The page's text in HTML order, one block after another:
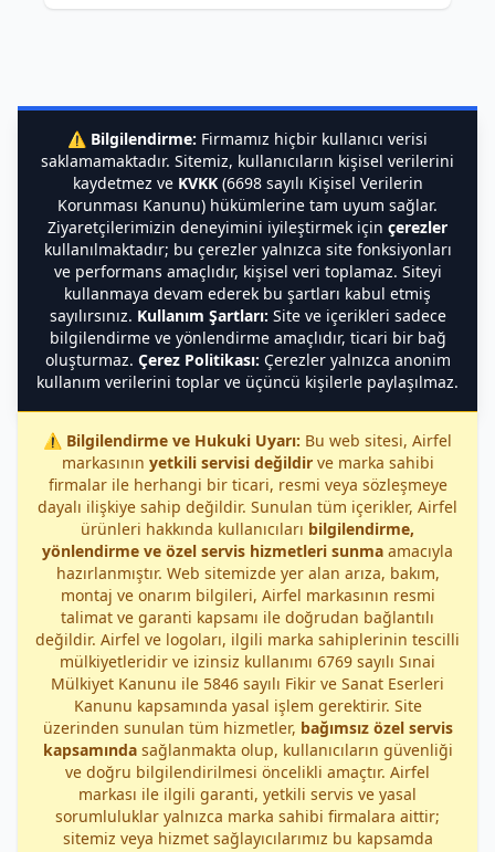
⚠️ Bilgilendirme: Firmamız hiçbir kullanıcı verisi
saklamamaktadır. Sitemiz, kullanıcıların kişisel verilerini
kaydetmez ve KVKK(6698 sayılı Kişisel Verilerin
Korunması Kanunu) hükümlerine tam uyum sağlar.
Ziyaretçilerimizin deneyimini iyileştirmek için çerezler
kullanılmaktadır; bu çerezler yalnızca site fonksiyonları
ve performans amaçlıdır, kişisel veri toplamaz. Siteyi
kullanmaya devam ederek bu şartları kabul etmiş
sayılırsınız. Kullanım Şartları: Site ve içerikleri sadece
bilgilendirme ve yönlendirme amaçlıdır, ticari bir bağ
oluşturmaz. Çerez Politikası: Çerezler yalnızca anonim
kullanım verilerini toplar ve üçüncü kişilerle paylaşılmaz.
⚠️ Bilgilendirme ve Hukuki Uyarı: Bu web sitesi, Airfel
markasının yetkili servisi değildirve marka sahibi
firmalar ile herhangi bir ticari, resmi veya sözleşmeye
dayalı ilişkiye sahip değildir. Sunulan tüm içerikler, Airfel
ürünleri hakkında kullanıcıları bilgilendirme,
yönlendirme ve özel servis hizmetleri sunma amacıyla
hazırlanmıştır. Web sitemizde yer alan arıza, bakım,
montaj ve onarım bilgileri, Airfel markasının resmi
talimat ve garanti kapsamı ile doğrudan bağlantılı
değildir. Airfel ve logoları, ilgili marka sahiplerinin tescilli
mülkiyetleridir ve izinsiz kullanımı 6769 sayılı Sınai
Mülkiyet Kanunu ile 5846 sayılı Fikir ve Sanat Eserleri
Kanunu kapsamında yasal işlem gerektirir. Site
üzerinden sunulan tüm hizmetler, bağımsız özel servis
kapsamındasağlanmakta olup, kullanıcıların güvenliği
ve doğru bilgilendirilmesi öncelikli amaçtır. Airfel
markası ile ilgili garanti, yetkili servis ve yasal
sorumluluklar yalnızca marka sahibi firmalara aittir;
sitemiz veya hizmet sağlayıcılarımız bu kapsamda